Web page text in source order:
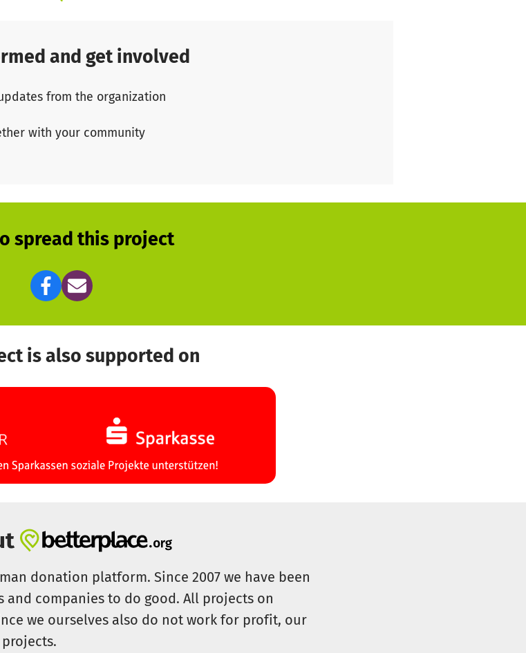
and get involved
from the organization
with your community
spread this project
is also supported on
donation platform. Since 2007 we have been
companies to do good. All projects on
we ourselves also do not work for profit, our